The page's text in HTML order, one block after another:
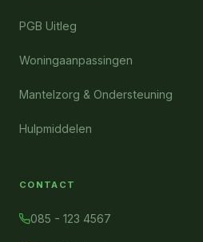
PGB Uitleg
Woningaanpassingen
Mantelzorg & Ondersteuning
Hulpmiddelen
CONTACT
085 - 123 4567